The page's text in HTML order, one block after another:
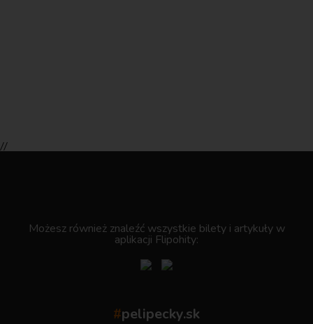
//
Możesz również znaleźć wszystkie bilety i artykuły w
aplikacji Flipohity:
#pelipecky.sk